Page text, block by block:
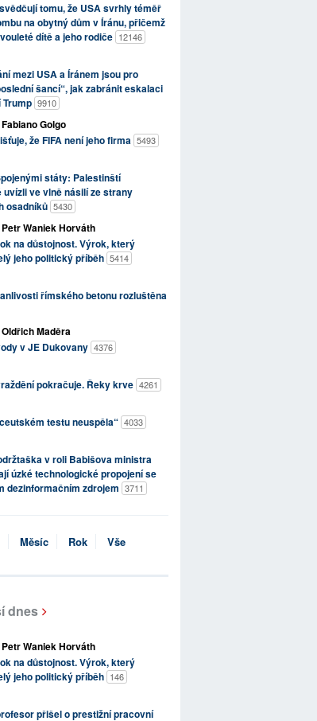
tomu, že USA svrhly téměř
na obytný dům v Íránu, přičemž
dítě a jeho rodiče 12146
mezi USA a Íránem jsou pro
šancí“, jak zabránit eskalaci
9910
Fabiano Golgo
že FIFA není jeho firma 5493
státy: Palestinští
uvízli ve vlně násilí ze strany
osadníků 5430
Petr Waniek Horváth
na důstojnost. Výrok, který
jeho politický příběh 5414
římského betonu rozluštěna
Oldřich Maděra
v JE Dukovany 4376
pokračuje. Řeky krve 4261
testu neuspěla“ 4033
v roli Babišova ministra
úzké technologické propojení se
dezinformačním zdrojem 3711
Měsíc Rok Vše
dnes
Petr Waniek Horváth
na důstojnost. Výrok, který
jeho politický příběh 146
přišel o prestižní pracovní